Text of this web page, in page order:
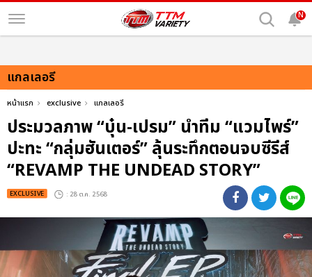
N
แกลเลอรี
หน้าแรก exclusive แกลเลอรี
ประมวลภาพ “บุ๋น-เปรม” นำทีม “แวมไพร์”
ปะทะ “กลุ่มฮันเตอร์” ลุ้นระทึกตอนจบซีรีส์
“REVAMP THE UNDEAD STORY”
EXCLUSIVE : 28 ต.ค. 2568